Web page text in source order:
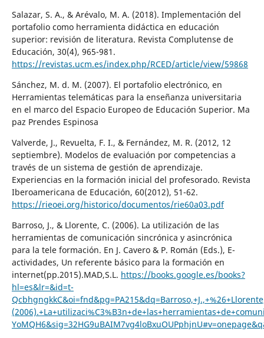
Salazar, S. A., & Arévalo, M. A. (2018). Implementación del
portafolio como herramienta didáctica en educación
superior: revisión de literatura. Revista Complutense de
Educación, 30(4), 965-981.
https://revistas.ucm.es/index.php/RCED/article/view/59868
Sánchez, M. d. M. (2007). El portafolio electrónico, en
Herramientas telemáticas para la enseñanza universitaria
en el marco del Espacio Europeo de Educación Superior. Ma
paz Prendes Espinosa
Valverde, J., Revuelta, F. I., & Fernández, M. R. (2012, 12
septiembre). Modelos de evaluación por competencias a
través de un sistema de gestión de aprendizaje.
Experiencias en la formación inicial del profesorado. Revista
Iberoamericana de Educación, 60(2012), 51-62.
https://rieoei.org/historico/documentos/rie60a03.pdf
Barroso, J., & Llorente, C. (2006). La utilización de las
herramientas de comunicación sincrónica y asincrónica
para la tele formación. En J. Cavero & P. Román (Eds.), E-
actividades, Un referente básico para la formación en
internet(pp.2015).MAD,S.L. https://books.google.es/books?
hl=es&lr=&id=t-